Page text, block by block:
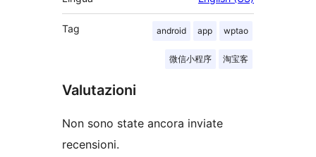
Tag android app wptao
微信小程序 淘宝客
Valutazioni
Non sono state ancora inviate
recensioni.